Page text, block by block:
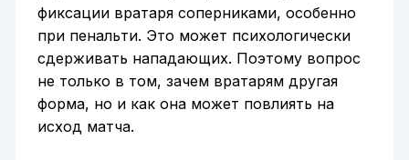
фиксации вратаря соперниками, особенно
при пенальти. Это может психологически
сдерживать нападающих. Поэтому вопрос
не только в том, зачем вратарям другая
форма, но и как она может повлиять на
исход матча.